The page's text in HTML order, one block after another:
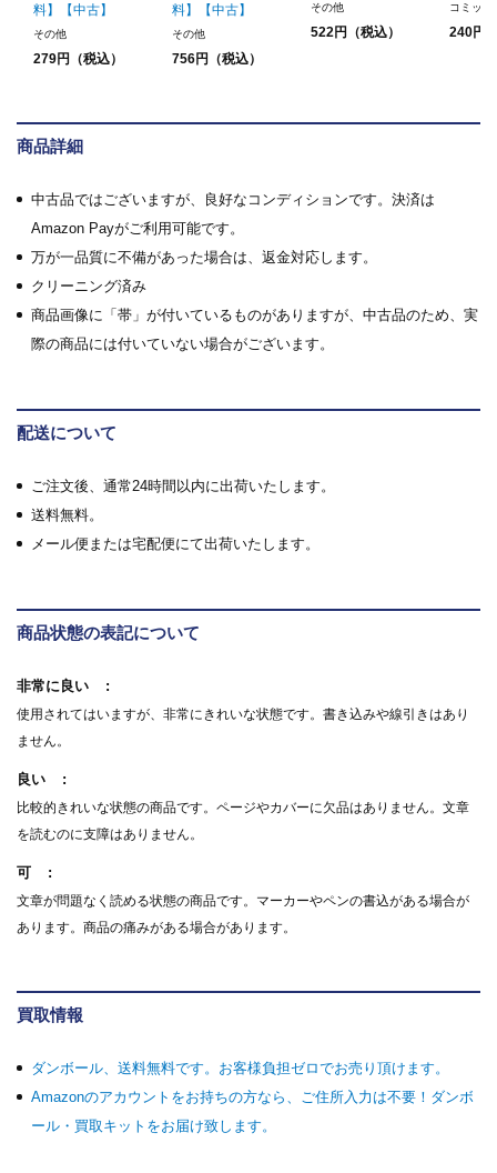
料】【中古】
その他
279円（税込）
料】【中古】
その他
756円（税込）
その他
522円（税込）
コミック
240円
商品詳細
中古品ではございますが、良好なコンディションです。決済は
Amazon Payがご利用可能です。
万が一品質に不備があった場合は、返金対応します。
クリーニング済み
商品画像に「帯」が付いているものがありますが、中古品のため、実
際の商品には付いていない場合がございます。
配送について
ご注文後、通常24時間以内に出荷いたします。
送料無料。
メール便または宅配便にて出荷いたします。
商品状態の表記について
非常に良い
使用されてはいますが、非常にきれいな状態です。書き込みや線引きはあり
ません。
良い
比較的きれいな状態の商品です。ページやカバーに欠品はありません。文章
を読むのに支障はありません。
可
文章が問題なく読める状態の商品です。マーカーやペンの書込がある場合が
あります。商品の痛みがある場合があります。
買取情報
ダンボール、送料無料です。お客様負担ゼロでお売り頂けます。
Amazonのアカウントをお持ちの方なら、ご住所入力は不要！ダンボ
ール・買取キットをお届け致します。